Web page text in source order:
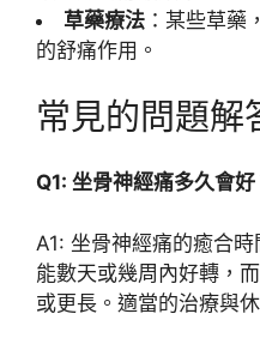
草藥療法 ：某些草藥
的舒痛作用。
常見的問題解
Q1: 坐骨神經痛多久會好
A1: 坐骨神經痛的癒合
能數天或幾周內好轉，
或更長。適當的治療與